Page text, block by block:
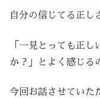
自分の信じてる正し
「一見とっても正
か？」とよく感じる
今回お話させていた